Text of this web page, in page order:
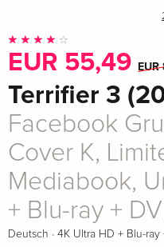
EUR 55,49
Terrifier 3
Facebook
Cover K,
Mediabook,
+ Blu-ray +
Deutsch · 4K Ultra HD + Blu-ray